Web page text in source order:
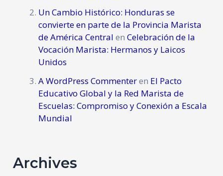
Un Cambio Histórico: Honduras se
convierte en parte de la Provincia Marista
de América Central enCelebración de la
Vocación Marista: Hermanos y Laicos
Unidos
A WordPress Commenteren El Pacto
Educativo Global y la Red Marista de
Escuelas: Compromiso y Conexión a Escala
Mundial
Archives